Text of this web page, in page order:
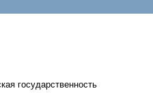
государственность